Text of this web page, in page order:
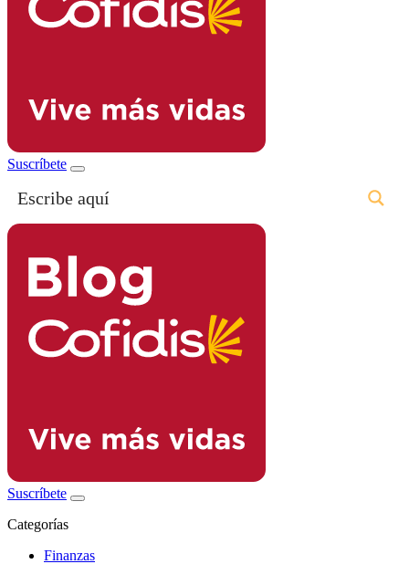
Suscríbete
Suscríbete
Categorías
Finanzas